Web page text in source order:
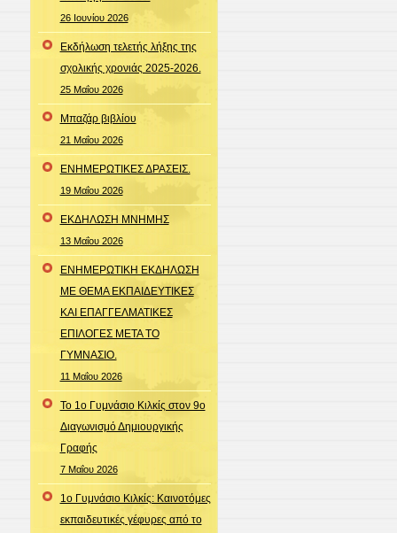
26 Ιουνίου 2026
Εκδήλωση τελετής λήξης της
σχολικής χρονιάς 2025-2026.
25 Μαΐου 2026
Μπαζάρ βιβλίου
21 Μαΐου 2026
ΕΝΗΜΕΡΩΤΙΚΕΣ ΔΡΑΣΕΙΣ.
19 Μαΐου 2026
ΕΚΔΗΛΩΣΗ ΜΝΗΜΗΣ
13 Μαΐου 2026
ΕΝΗΜΕΡΩΤΙΚΗ ΕΚΔΗΛΩΣΗ
ΜΕ ΘΕΜΑ ΕΚΠΑΙΔΕΥΤΙΚΕΣ
ΚΑΙ ΕΠΑΓΓΕΛΜΑΤΙΚΕΣ
ΕΠΙΛΟΓΕΣ ΜΕΤΑ ΤΟ
ΓΥΜΝΑΣΙΟ.
11 Μαΐου 2026
Το 1ο Γυμνάσιο Κιλκίς στον 9ο
Διαγωνισμό Δημιουργικής
Γραφής
7 Μαΐου 2026
1ο Γυμνάσιο Κιλκίς: Καινοτόμες
εκπαιδευτικές γέφυρες από το